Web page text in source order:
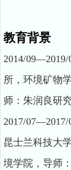
教育背景
2014/
所，环境矿物
师：朱润良研
2017/
昆士兰科技大
境学院，导师